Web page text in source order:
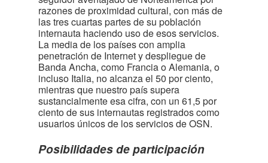
razones de proximidad cultural, con más de
las tres cuartas partes de su población
internauta haciendo uso de esos servicios.
La media de los países con amplia
penetración de Internet y despliegue de
Banda Ancha, como Francia o Alemania, o
incluso Italia, no alcanza el 50 por ciento,
mientras que nuestro país supera
sustancialmente esa cifra, con un 61,5 por
ciento de sus internautas registrados como
usuarios únicos de los servicios de OSN.
Posibilidades de participación